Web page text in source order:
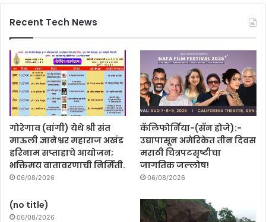
Recent Tech News
गोरेगाव (वांगी) येथे श्री संत
माऊली ज्ञानेश्वर महाराज अखंड
हरिनाम सप्ताहाचे आयोजन;
भक्तिमय वातावरणाची निर्मिती.
06/08/2026
कॅलिफोर्निया-(सॅन होजे):-
उद्यापासून अमेरिकेत तीन दिवस
मराठी चित्रपटसृष्टीचा
जागतिक जल्लोष!
06/08/2026
(no title)
06/08/2026